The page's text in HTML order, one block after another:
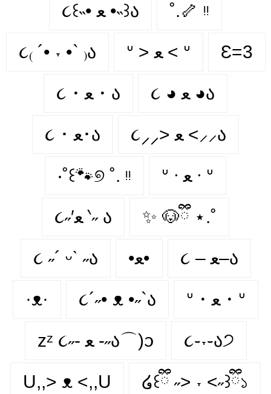
૮꒰˵• ﻌ •˵꒱ა ˚.🦴 ᵎᵎ
૮₍ ´• ˕ •` ₎ა ᐡ > ﻌ < ᐡ Ɛ=3
૮・ﻌ・ა ૮ ◕ ﻌ ◕ა
૮ ･ ﻌ･ა ૮⸝⸝> ﻌ <⸝⸝ა
‧˚꒰🐾୭ ˚. ᵎᵎ ᐡ ᐧ ﻌ ᐧ ᐡ
૮˶′ﻌ ‵˶ ა ✨ 🐶ྀི ⋆.˚
૮ ˶´ ᵕˋ ˶ა •ﻌ• ૮ – ﻌ–ა
·ᴥ· ૮´˶• ᴥ •˶`ა ᐡ・ﻌ・ᐡ
zᶻ ૮˶- ﻌ -˶ა⌒)ᦱ ૮֊˕֊ა੭
U,,> ᴥ <,,U ໒꒰ྀི ˶> ˕ <˶꒱ྀི১